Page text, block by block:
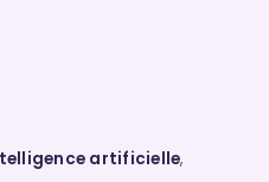
artificielle,